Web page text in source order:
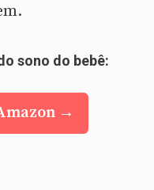
sono do bebê:
→